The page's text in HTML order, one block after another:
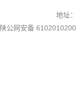
地址
陕公网安备